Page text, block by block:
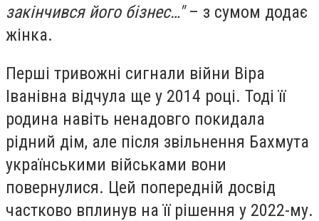
закінчився його бізнес…"– з сумом додає
жінка.
Перші тривожні сигнали війни Віра
Іванівна відчула ще у 2014 році. Тоді її
родина навіть ненадовго покидала
рідний дім, але після звільнення Бахмута
українськими військами вони
повернулися. Цей попередній досвід
частково вплинув на її рішення у 2022-му.